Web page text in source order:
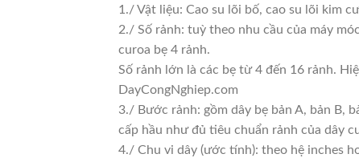
1./ Vật liệu: Cao su lõi bố, cao su lõi kim
2./ Số rảnh: tuỳ theo nhu cầu của máy
curoa bẹ 4 rảnh.
Số rảnh lớn là các bẹ từ 4 đến 16 rảnh.
DayCongNghiep.com
3./ Bước rảnh: gồm dây bẹ bản A, bản B,
cấp hầu như đủ tiêu chuẩn rảnh của dây
4./ Chu vi dây (ước tính): theo hệ inches